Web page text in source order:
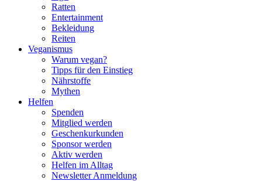
Ratten
Entertainment
Bekleidung
Reiten
Veganismus
Warum vegan?
Tipps für den Einstieg
Nährstoffe
Mythen
Helfen
Spenden
Mitglied werden
Geschenkurkunden
Sponsor werden
Aktiv werden
Helfen im Alltag
Newsletter Anmeldung